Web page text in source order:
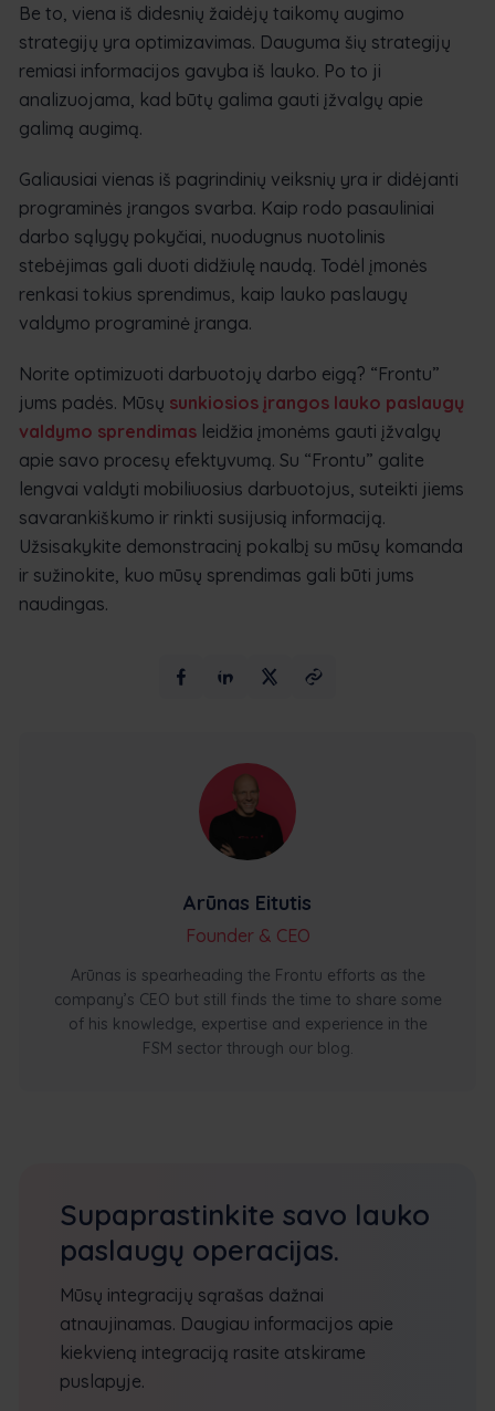
Be to, viena iš didesnių žaidėjų taikomų augimo
strategijų yra optimizavimas. Dauguma šių strategijų
remiasi informacijos gavyba iš lauko. Po to ji
analizuojama, kad būtų galima gauti įžvalgų apie
galimą augimą.
Galiausiai vienas iš pagrindinių veiksnių yra ir didėjanti
programinės įrangos svarba. Kaip rodo pasauliniai
darbo sąlygų pokyčiai, nuodugnus nuotolinis
stebėjimas gali duoti didžiulę naudą. Todėl įmonės
renkasi tokius sprendimus, kaip lauko paslaugų
valdymo programinė įranga.
Norite optimizuoti darbuotojų darbo eigą? “Frontu”
jums padės. Mūsų sunkiosios įrangos lauko paslaugų
valdymo sprendimas leidžia įmonėms gauti įžvalgų
apie savo procesų efektyvumą. Su “Frontu” galite
lengvai valdyti mobiliuosius darbuotojus, suteikti jiems
savarankiškumo ir rinkti susijusią informaciją.
Užsisakykite demonstracinį pokalbį su mūsų komanda
ir sužinokite, kuo mūsų sprendimas gali būti jums
naudingas.
Arūnas Eitutis
Founder & CEO
Arūnas is spearheading the Frontu efforts as the
company’s CEO but still finds the time to share some
of his knowledge, expertise and experience in the
FSM sector through our blog.
Supaprastinkite savo lauko
paslaugų operacijas.
Mūsų integracijų sąrašas dažnai
atnaujinamas. Daugiau informacijos apie
kiekvieną integraciją rasite atskirame
puslapyje.